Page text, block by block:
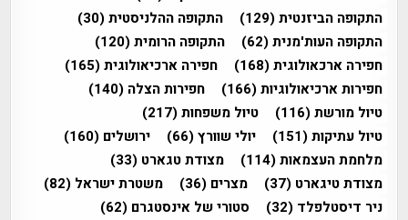
התקופה הביזנטית(129) התקופה ההלניסטית(30)
התקופה העות'מנית(62) התקופה הרומית(120)
חפירה ארכאולוגית(168) חפירה ארכיאולוגית(165)
חפירות ארכיאולוגיות(166) חפירות הצלה (140)
טיול מורשת(116) טיול משפחות(217)
טיול עתיקות(151) יולי שוורץ(66) ירושלים (160)
מלחמת העצמאות(114) מצודת טגארט (33)
מצודת טיגארט (37) מצרים (36) משטרת ישראל (82)
ניר דיסטלפלד (32) סטורי של אינסטגרם (62)